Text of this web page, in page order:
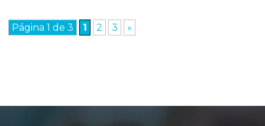
Página 1 de 3 1 2 3 »